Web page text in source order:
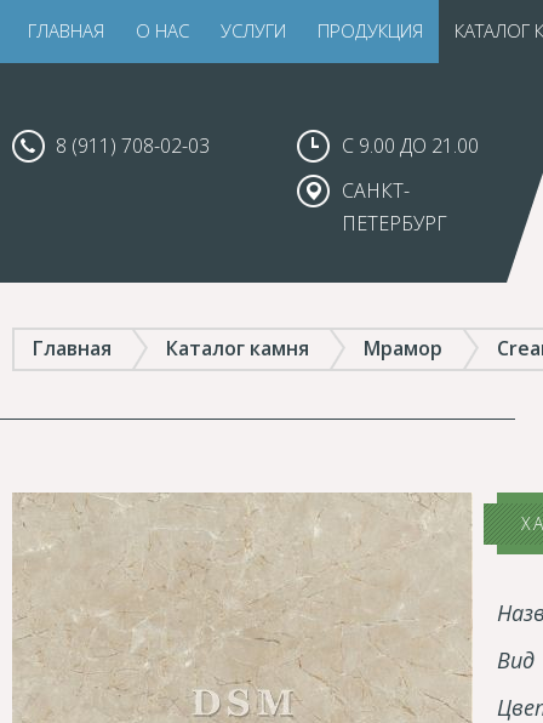
ГЛАВНАЯ О НАС УСЛУГИ ПРОДУКЦИЯ КАТАЛОГ
8 (911) 708-02-03
С 9.00 ДО 21.00
САНКТ-
ПЕТЕРБУРГ
Главная Каталог камня Мрамор
Вид